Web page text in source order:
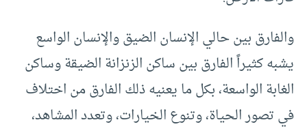
والفارق بين حالي الإنسان الضيق والإنسان الواسع
يشبه كثيراً الفارق بين ساكن الزنزانة الضيقة وساكن
الغابة الواسعة، بكل ما يعنيه ذلك الفارق من اختلاف
في تصور الحياة، وتنوع الخيارات، وتعدد المشاهد،